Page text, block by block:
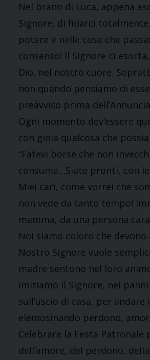
Nel brano di Luca, appena
Signore, di fidarci
potere e nelle cose che
consenso! Il Signore ci
Dio, nel nostro cuore.
non quando pensiamo di
preavviso prima
Ogni momento dev’essere
con gioia qualcosa che
“Fatevi borse che non
consuma…Siate pronti, con le
Miei cari, come vorrei che
non vede da tanto tempo!
mamma, da una persona
Noi siamo coloro che
Nostro Signore vuole
madre sentono nel loro
Imitiamo il Signore, nei
sull’uscio di casa, per
elemosinando perdono,
Celebrare la Festa Patronale
dell’amore, del perdono,